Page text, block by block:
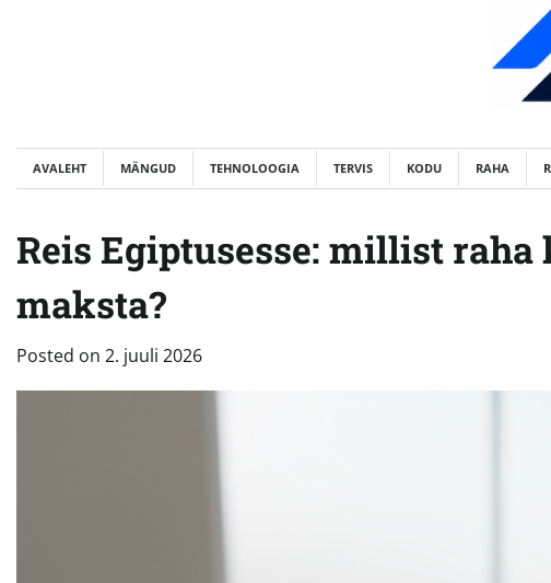
AVALEHT MÄNGUD TEHNOLOOGIA TERVIS KODU RAHA
Reis Egiptusesse: millist
maksta?
Posted on 2. juuli 2026